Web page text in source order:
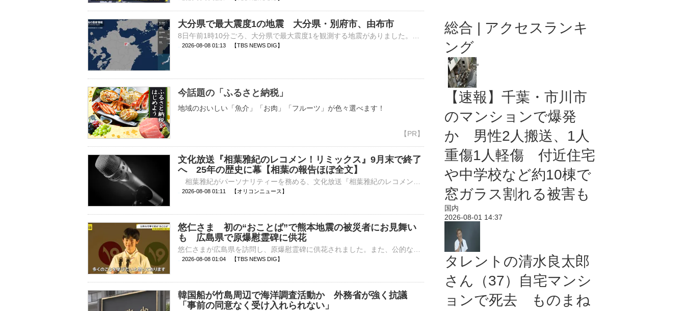
大分県で最大震度1の地震 大分県・別府市、由布市
2026-08-08 01:13 【TBS NEWS DIG】
今話題の「ふるさと納税」
地域のおいしい「魚介」「お肉」「フルーツ」が色々選べます！
文化放送『相葉雅紀のレコメン！リミックス』9月末で終了
へ 25年の歴史に幕【相葉の報告ほぼ全文】
2026-08-08 01:11 【オリコンニュース】
悠仁さま 初の“おことば”で熊本地震の被災者にお見舞い
も 広島県で原爆慰霊碑に供花
2026-08-08 01:04 【TBS NEWS DIG】
韓国船が竹島周辺で海洋調査活動か 外務省が強く抗議
「事前の同意なく受け入れられない」
総合 | アクセスランキ
ング
【速報】千葉・市川市
のマンションで爆発
か 男性2人搬送、1人
重傷1人軽傷 付近住宅
や中学校など約10棟で
窓ガラス割れる被害も
国内
2026-08-01 14:37
タレントの清水良太郎
さん（37）自宅マンシ
ョンで死去 ものまね